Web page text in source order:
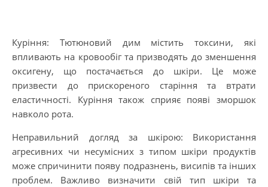
Куріння: Тютюновий дим містить токсини, які
впливають на кровообіг та призводять до зменшення
оксигену, що постачається до шкіри. Це може
призвести до прискореного старіння та втрати
еластичності. Куріння також сприяє появі зморшок
навколо рота.
Неправильний догляд за шкірою: Використання
агресивних чи несумісних з типом шкіри продуктів
може спричинити появу подразнень, висипів та інших
проблем. Важливо визначити свій тип шкіри та